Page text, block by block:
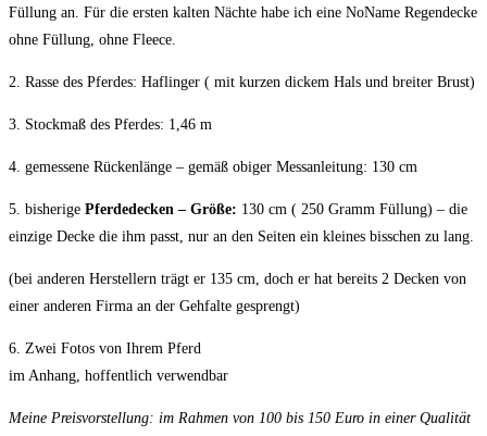
Füllung an. Für die ersten kalten Nächte habe ich eine NoName Regendecke
ohne Füllung, ohne Fleece.
2. Rasse des Pferdes: Haflinger ( mit kurzen dickem Hals und breiter Brust)
3. Stockmaß des Pferdes: 1,46 m
4. gemessene Rückenlänge – gemäß obiger Messanleitung: 130 cm
5. bisherige Pferdedecken – Größe: 130 cm ( 250 Gramm Füllung) – die
einzige Decke die ihm passt, nur an den Seiten ein kleines bisschen zu lang.
(bei anderen Herstellern trägt er 135 cm, doch er hat bereits 2 Decken von
einer anderen Firma an der Gehfalte gesprengt)
6. Zwei Fotos von Ihrem Pferd
im Anhang, hoffentlich verwendbar
Meine Preisvorstellung: im Rahmen von 100 bis 150 Euro in einer Qualität